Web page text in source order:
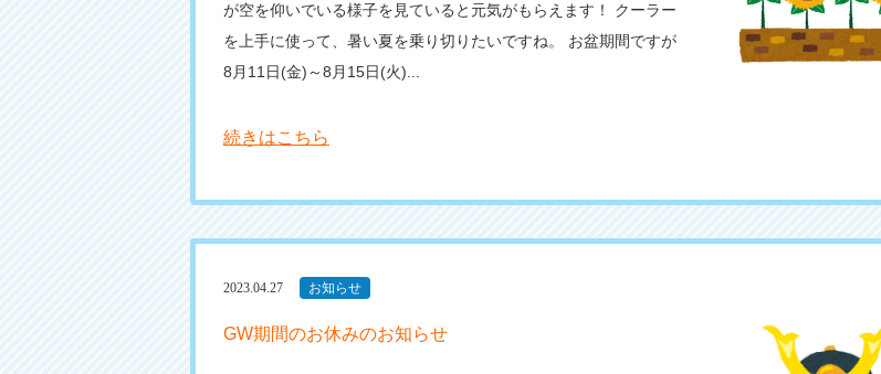
が空を仰いでいる様子を見ていると元気がもらえます！ クーラー
を上手に使って、暑い夏を乗り切りたいですね。 お盆期間ですが
8月11日(金)～8月15日(火)...
続きはこちら
2023.04.27 お知らせ
GW期間のお休みのお知らせ